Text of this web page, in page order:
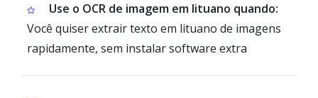
Use o OCR de imagem em lituano quando:
Você quiser extrair texto em lituano de imagens
rapidamente, sem instalar software extra